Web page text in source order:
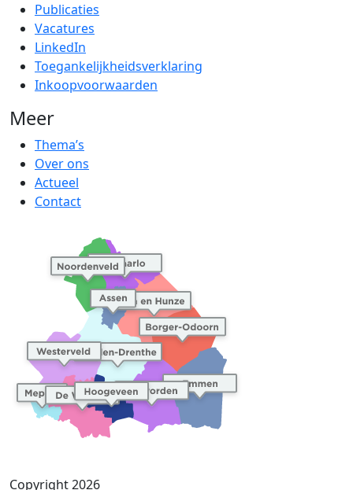
Publicaties
Vacatures
LinkedIn
Toegankelijkheidsverklaring
Inkoopvoorwaarden
Meer
Thema’s
Over ons
Actueel
Contact
Copyright 2026